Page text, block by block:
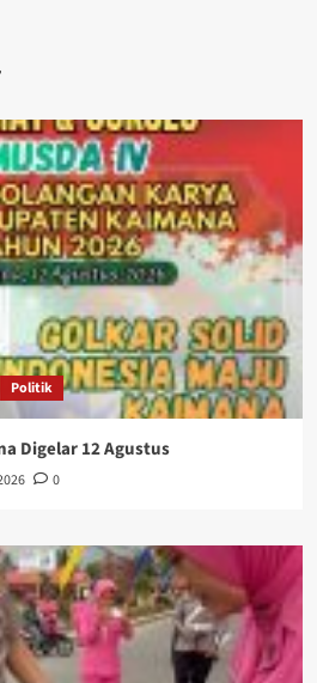
Politik
Digelar 12 Agustus
0